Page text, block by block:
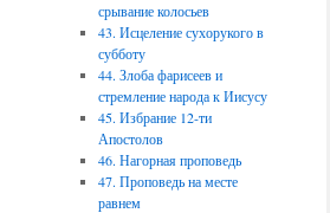
срывание колосьев
43. Исцеление сухорукого в
субботу
44. Злоба фарисеев и
стремление народа к Иисусу
45. Избрание 12-ти
Апостолов
46. Нагорная проповедь
47. Проповедь на месте
равнем